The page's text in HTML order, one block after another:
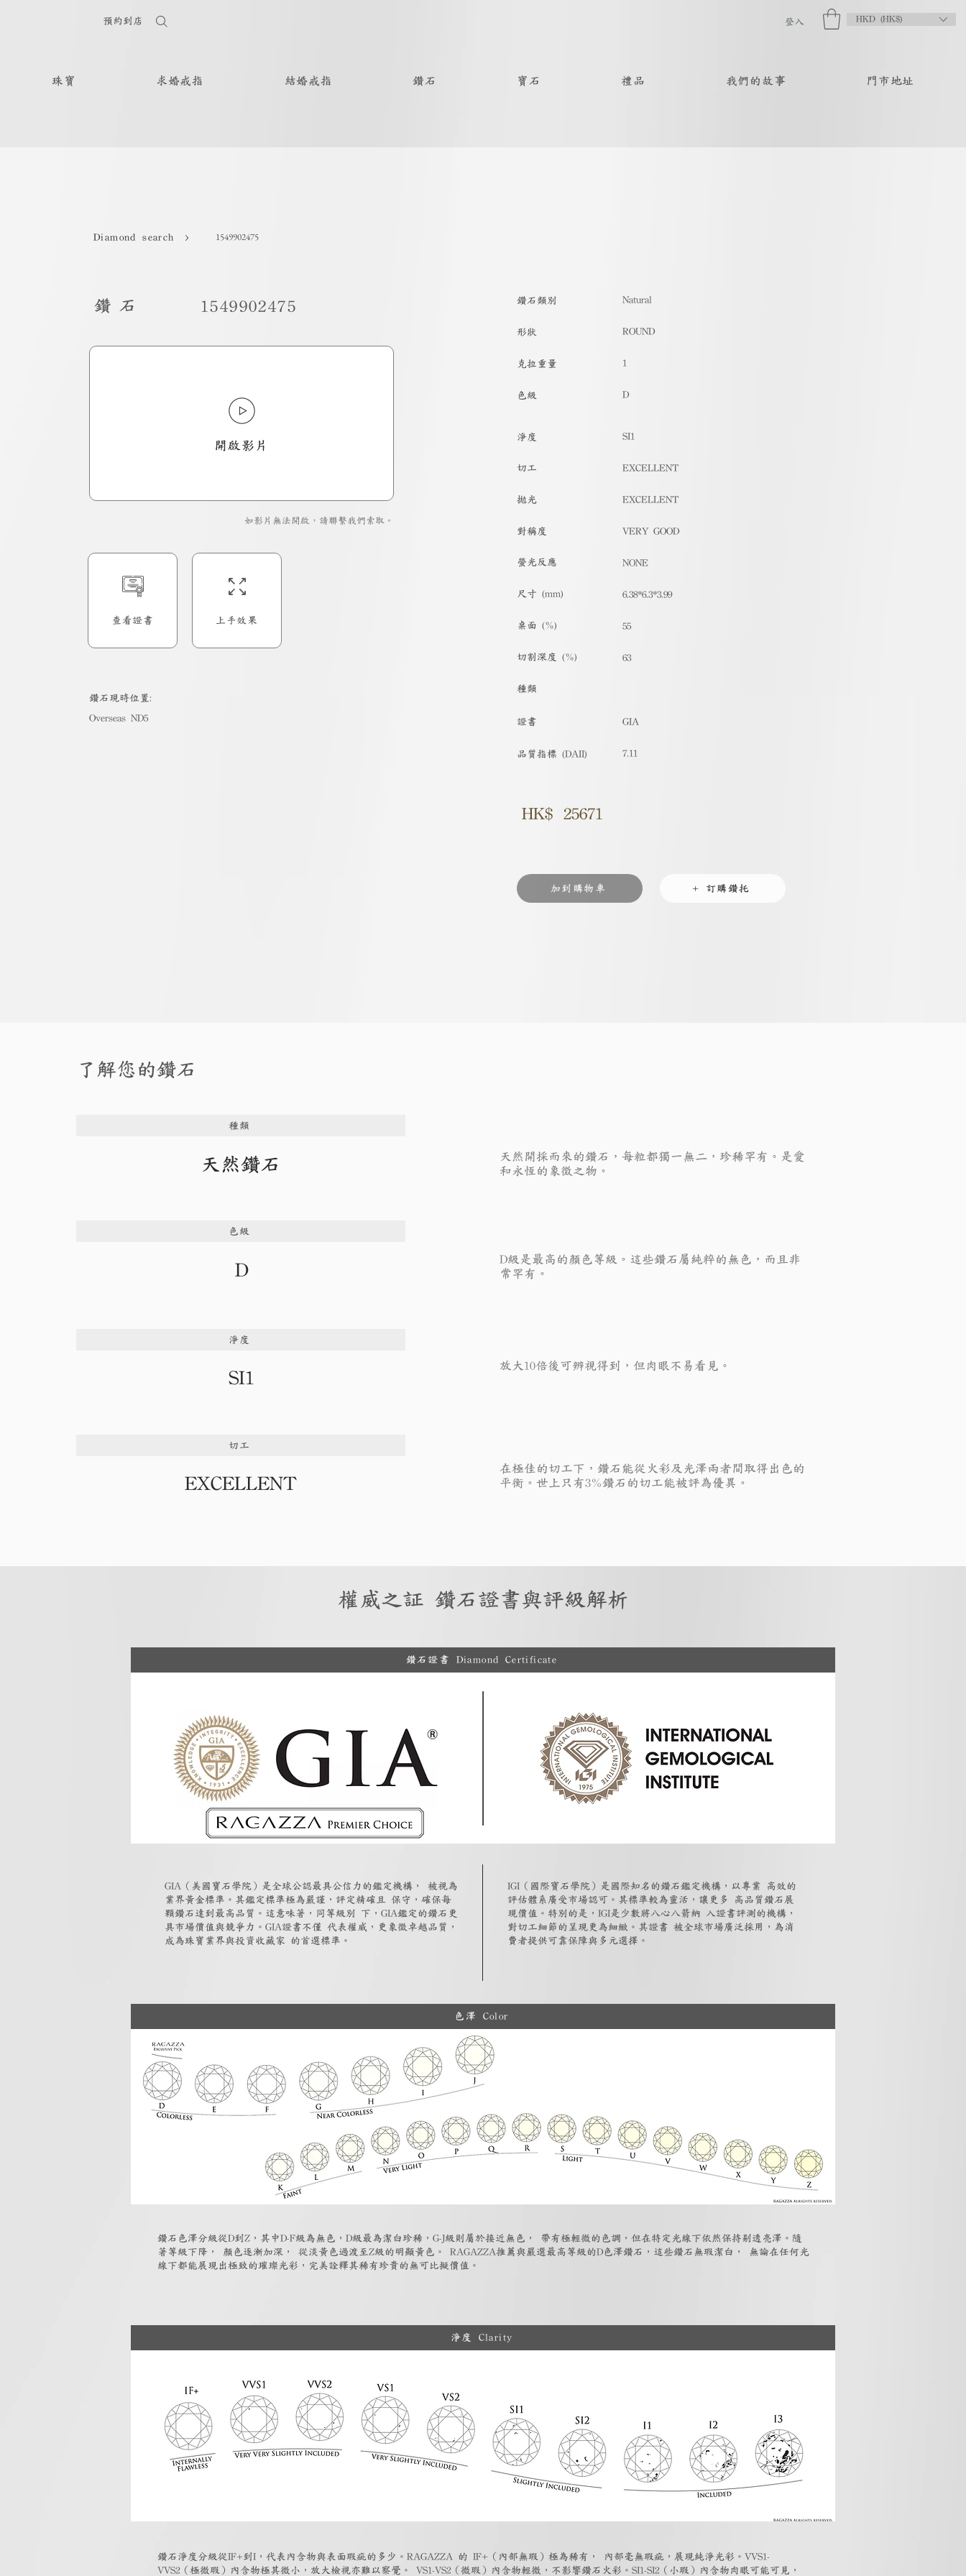
預約到店 登入 HKD (HK$)
珠寶 求婚戒指 結婚戒指 鑽石 寶石 禮品 我們的故事 門市地址
Diamond search 1549902475
1549902475
鑽石
開啟影片
如影片無法開啟，請聯繫我們索取。
查看證書 上手效果
​鑽石現時位置:
Overseas ND5
​鑽石類別 Natural
形狀 ROUND
克拉重量 1
色級 D
淨度
切工
拋光
對稱度
螢光反應
尺寸 (mm)
桌面 (%)
切割深度 (%)
種類
​證書
品質指標 (DAII)
SI1
EXCELLENT
EXCELLENT
VERY GOOD
NONE
6.38*6.3*3.99
55
63
GIA
7.11
HK$ 25671
加到購物車 + 訂購鑽托
了解您的鑽石
種類
天然鑽石
色級
D
淨度
SI1
切工
EXCELLENT
天然開採而來的鑽石，每粒都獨一無二，珍稀罕有。是愛
和永恆的象徵之物。
D級是最高的顏色等級。這些鑽石屬純粹的無色，而且非
常罕有。
放大10倍後可辨視得到，但肉眼不易看見。
在極佳的切工下，鑽石能從火彩及光澤兩者間取得出色的
平衡。世上只有3%鑽石的切工能被評為優異。
鑽石證書 Diamond Certificate
GIA（美國寶石學院）是全球公認最具公信力的鑑定機構， 被視為
業界黃金標準。其鑑定標準極為嚴謹，評定精確且 保守，確保每
顆鑽石達到最高品質。這意味著，同等級別 下，GIA鑑定的鑽石更
具市場價值與競爭力。GIA證書不僅 代表權威，更象徵卓越品質，
成為珠寶業界與投資收藏家 的首選標準。
IGI（國際寶石學院）是國際知名的鑽石鑑定機構，以專業 高效的
評估體系廣受市場認可。其標準較為靈活，讓更多 高品質鑽石展
現價值。特別的是，IGI是少數將八心八箭納 入證書評測的機構，
對切工細節的呈現更為細緻。其證書 被全球市場廣泛採用，為消
費者提供可靠保障與多元選擇。
色澤 Color
鑽石色澤分級從D到Z，其中D-F級為無色，D級最為潔白珍稀，G-J級則屬於接近無色， 帶有極輕微的色調，但在特定光線下依然保持剔透亮澤。隨
著等級下降， 顏色逐漸加深， 從淡黃色過渡至Z級的明顯黃色。 RAGAZZA推薦與嚴選最高等級的D色澤鑽石，這些鑽石無瑕潔白， 無論在任何光
線下都能展現出極致的璀璨光彩，完美詮釋其稀有珍貴的無可比擬價值。
淨度 Clarity
鑽石淨度分級從IF+到I，代表內含物與表面瑕疵的多少。RAGAZZA 的 IF+（內部無瑕）極為稀有， 內部毫無瑕疵，展現純淨光彩。VVS1-
VVS2（極微瑕）內含物極其微小，放大檢視亦難以察覺。 VS1-VS2（微瑕）內含物輕微，不影響鑽石火彩。SI1-SI2（小瑕）內含物肉眼可能可見，
權威之証 鑽石證書與評級解析